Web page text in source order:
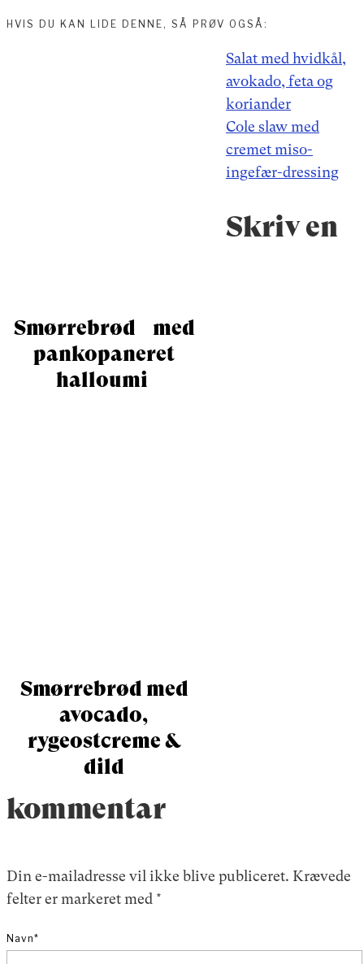
HVIS DU KAN LIDE DENNE, SÅ PRØV OGSÅ:
Smørrebrød med
pankopaneret
halloumi
Smørrebrød med
avocado,
rygeostcreme &
dild
IndlægsnavigationSalat med hvidkål,
avokado, feta og
koriander
Cole slaw med
cremet miso-
ingefær-dressing
Skriv en
kommentar
Din e-mailadresse vil ikke blive publiceret. Krævede
felter er markeret med *
Navn*